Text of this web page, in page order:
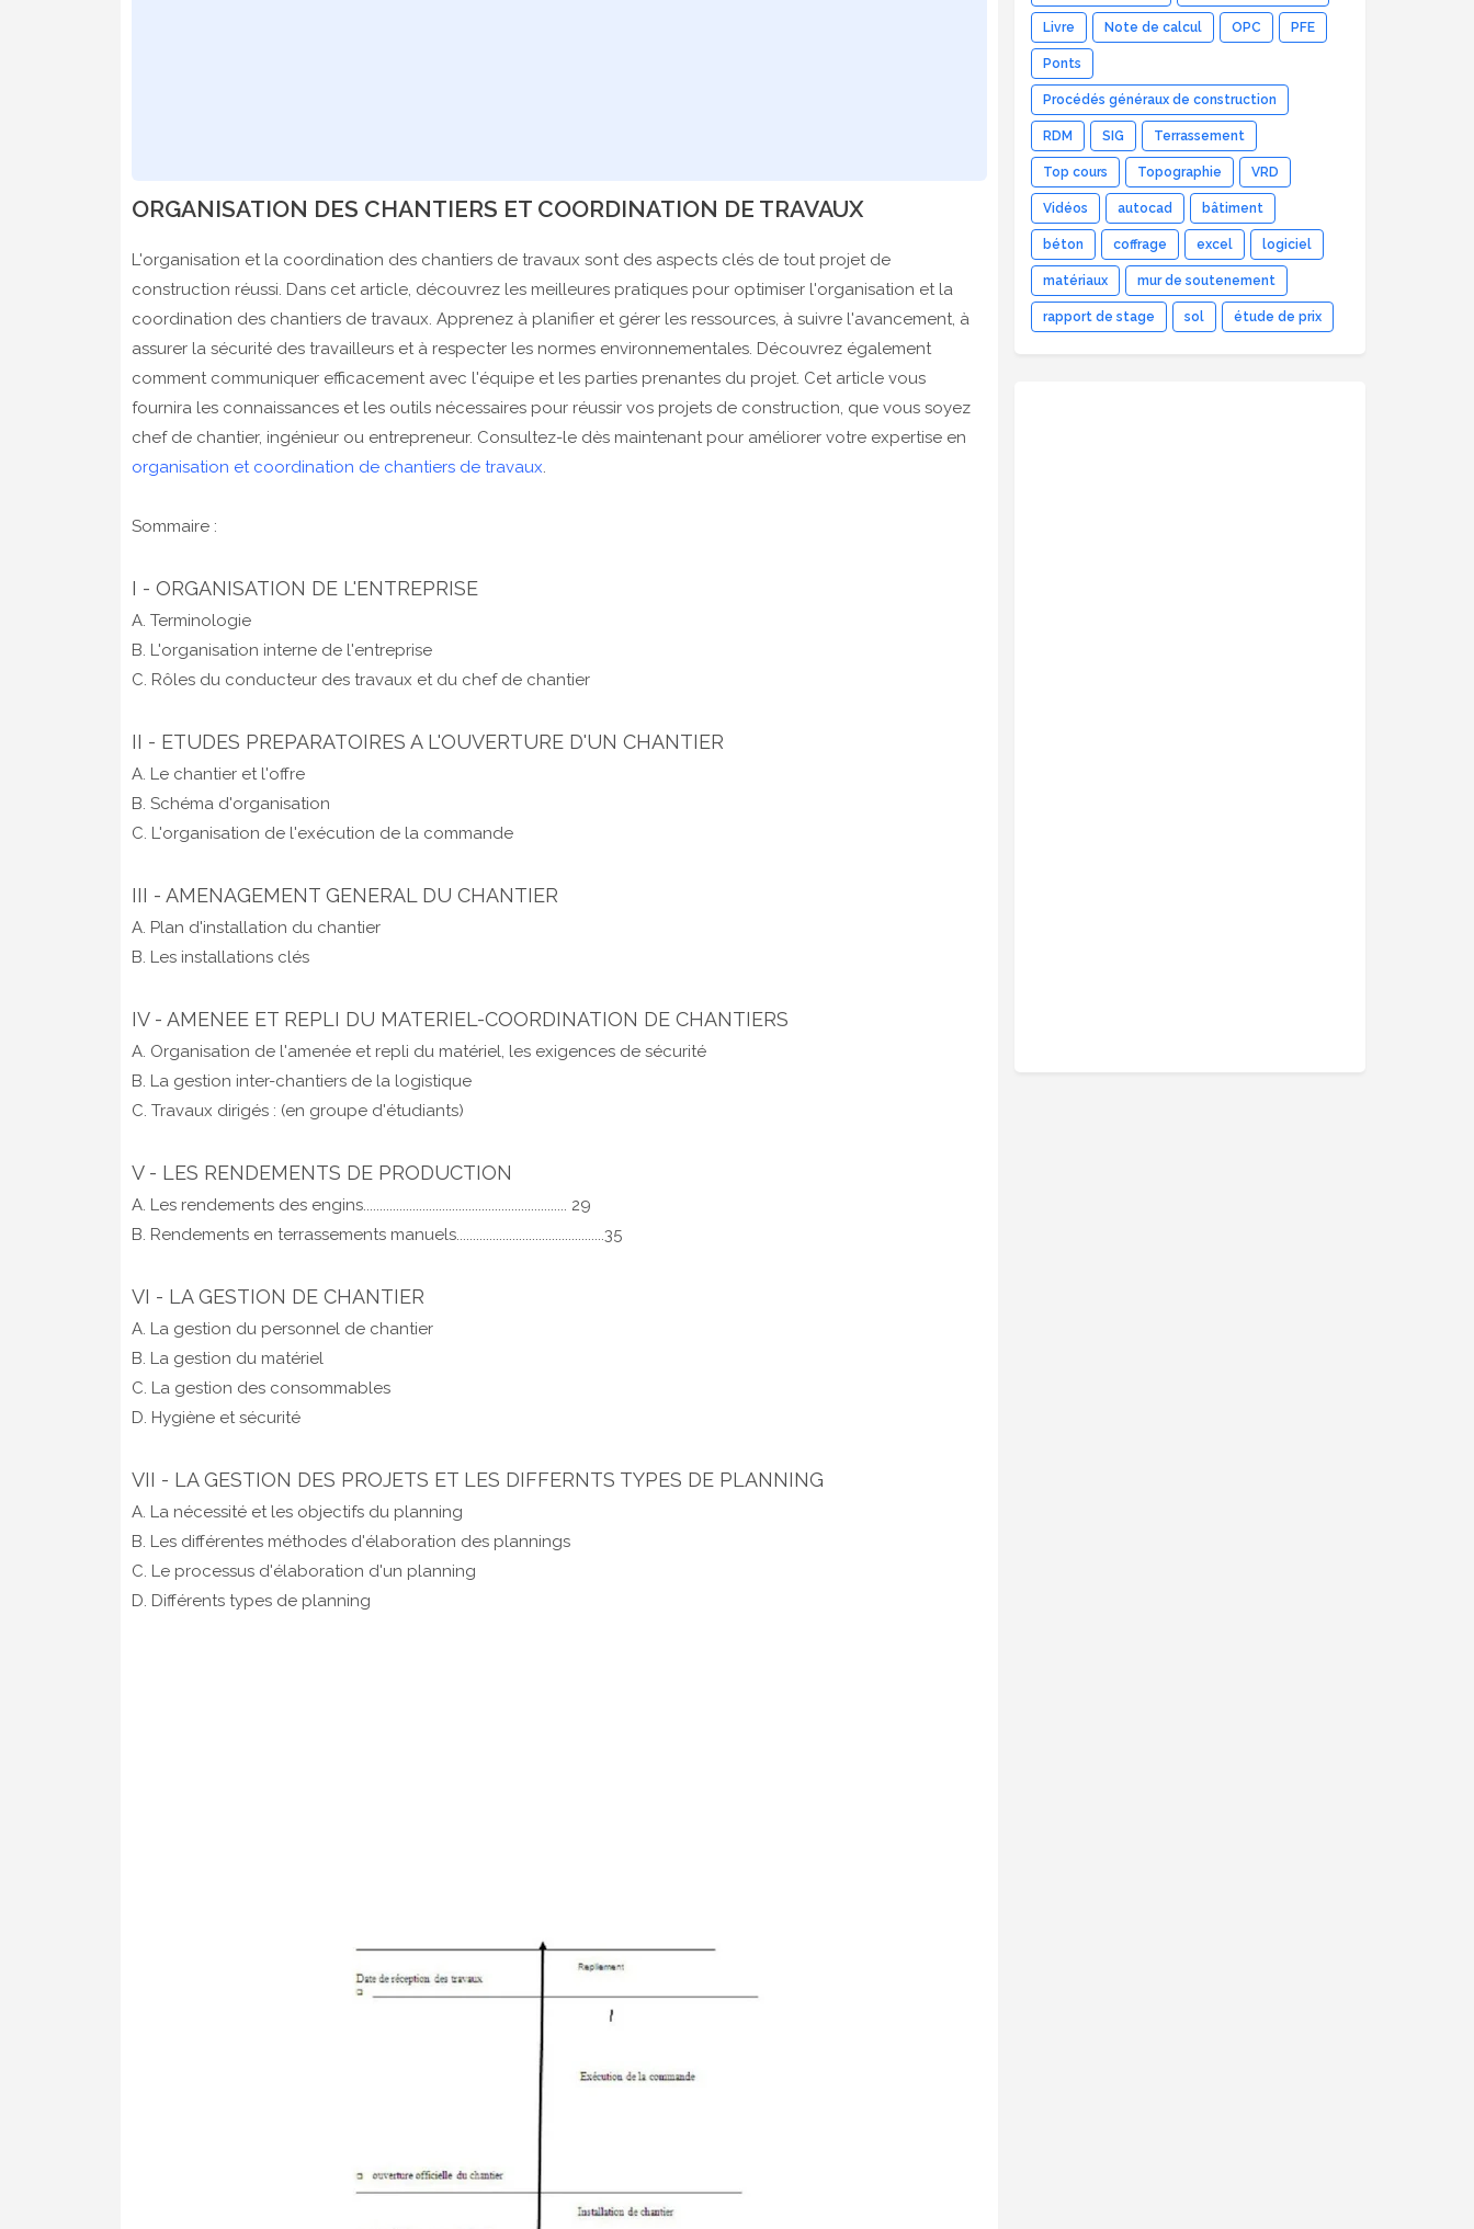
ORGANISATION DES CHANTIERS ET COORDINATION DE TRAVAUX
L'organisation et la coordination des chantiers de travaux sont des aspects clés de tout projet de
construction réussi. Dans cet article, découvrez les meilleures pratiques pour optimiser l'organisation et la
coordination des chantiers de travaux. Apprenez à planifier et gérer les ressources, à suivre l'avancement, à
assurer la sécurité des travailleurs et à respecter les normes environnementales. Découvrez également
comment communiquer efficacement avec l'équipe et les parties prenantes du projet. Cet article vous
fournira les connaissances et les outils nécessaires pour réussir vos projets de construction, que vous soyez
chef de chantier, ingénieur ou entrepreneur. Consultez-le dès maintenant pour améliorer votre expertise en
organisation et coordination de chantiers de travaux
Sommaire :
I - ORGANISATION DE L'ENTREPRISE
A. Terminologie
B. L'organisation interne de l'entreprise
C. Rôles du conducteur des travaux et du chef de chantier
II - ETUDES PREPARATOIRES A L'OUVERTURE D'UN CHANTIER
A. Le chantier et l'offre
B. Schéma d'organisation
C. L'organisation de l'exécution de la commande
III - AMENAGEMENT GENERAL DU CHANTIER
A. Plan d'installation du chantier
B. Les installations clés
IV - AMENEE ET REPLI DU MATERIEL-COORDINATION DE CHANTIERS
A. Organisation de l'amenée et repli du matériel, les exigences de sécurité
B. La gestion inter-chantiers de la logistique
C. Travaux dirigés : (en groupe d'étudiants)
V - LES RENDEMENTS DE PRODUCTION
A. Les rendements des engins.............................................................. 29
B. Rendements en terrassements manuels.............................................35
VI - LA GESTION DE CHANTIER
A. La gestion du personnel de chantier
B. La gestion du matériel
C. La gestion des consommables
D. Hygiène et sécurité
VII - LA GESTION DES PROJETS ET LES DIFFERNTS TYPES DE PLANNING
A. La nécessité et les objectifs du planning
B. Les différentes méthodes d'élaboration des plannings
C. Le processus d'élaboration d'un planning
D. Différents types de planning
Livre Note de calcul OPC PFE
Ponts
Procédés généraux de construction
RDM SIG Terrassement
Top cours Topographie VRD
Vidéos autocad bâtiment
béton coffrage excel logiciel
matériaux mur de soutenement
rapport de stage sol étude de prix